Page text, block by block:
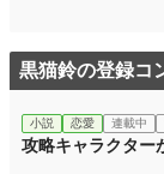
黒猫鈴の登録コ
小説 恋愛 連載中
攻略キャラクター